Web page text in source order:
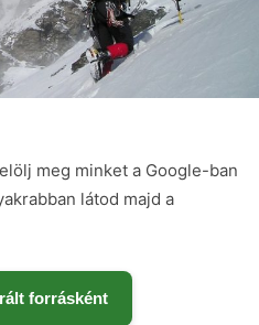
meg minket a Google-ban
látod majd a
forrásként